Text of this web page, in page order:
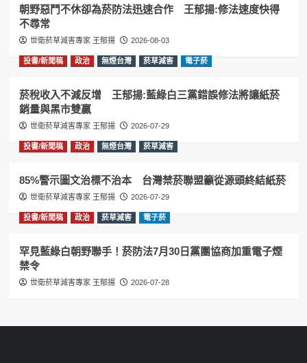
朝野惡鬥不休卻為菸防法迅速合作 王郁揚:修法速度快得
不尋常
世衛菸草減害專家 王郁揚 2026-08-03
投書/新聞稿 政治 無煙台灣 菸草減害 電子菸
菸稅收入不減反增 王郁揚:藍綠白三黨錯誤修法將讓紙菸
銷量與黑市雙贏
世衛菸草減害專家 王郁揚 2026-07-29
投書/新聞稿 政治 無煙台灣 菸草減害
85%警示圖文治標不治本 台灣禁菸聯盟籲從源頭終結紙菸
世衛菸草減害專家 王郁揚 2026-07-29
投書/新聞稿 政治 菸草減害 電子菸
罕見藍綠白朝野聯手！菸防法7月30日黨團協商加重電子煙
禁令
世衛菸草減害專家 王郁揚 2026-07-28